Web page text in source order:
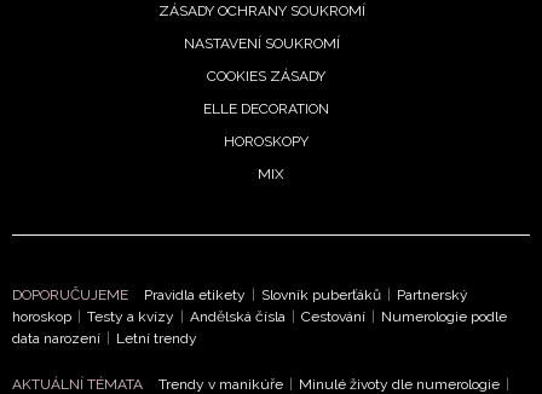
ZÁSADY OCHRANY SOUKROMÍ
NASTAVENÍ SOUKROMÍ
COOKIES ZÁSADY
ELLE DECORATION
HOROSKOPY
MIX
DOPORUČUJEME Pravidla etikety | Slovník puberťáků | Partnerský
horoskop | Testy a kvízy | Andělská čísla | Cestování | Numerologie podle
data narození | Letní trendy
AKTUÁLNÍ TÉMATA Trendy v manikúře | Minulé životy dle numerologie |